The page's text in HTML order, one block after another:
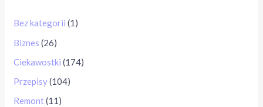
Bez kategorii (1)
Biznes (26)
Ciekawostki (174)
Przepisy(104)
Remont (11)